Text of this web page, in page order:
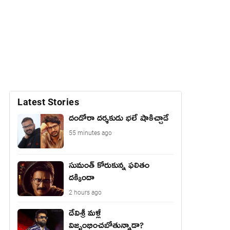
Latest Stories
దండోరా దర్శకుడు భలే షాకిచ్చాడే
55 minutes ago
సుమంత్ కోరుకున్న ఫలితం
దక్కిందా
2 hours ago
దేవిశ్రీ మళ్లీ